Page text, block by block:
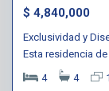
$ 4,840,000
Exclusividad y
Esta residencia
4
4